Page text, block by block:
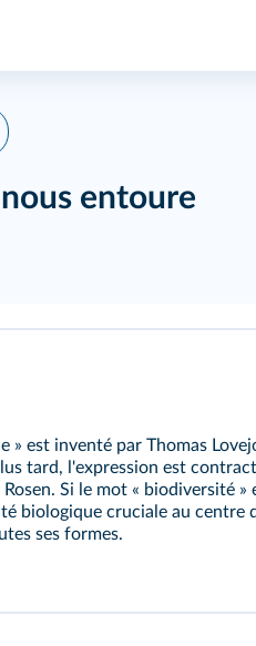
entoure
» est inventé par Thomas
tard, l'expression est
Si le mot « biodiversité »
biologique cruciale au centre
ses formes.